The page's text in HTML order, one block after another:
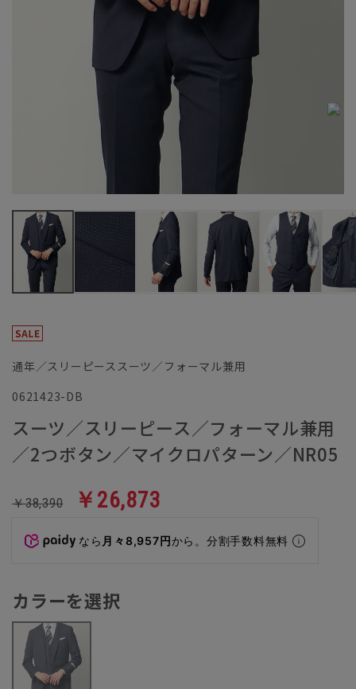
通年／スリーピーススーツ／フォーマル兼用
0621423-DB
スーツ／スリーピース／フォーマル兼用
／2つボタン／マイクロパターン／NR05
￥38,390 ￥26,873
なら 月々8,957円から。分割手数料無料
カラーを選択